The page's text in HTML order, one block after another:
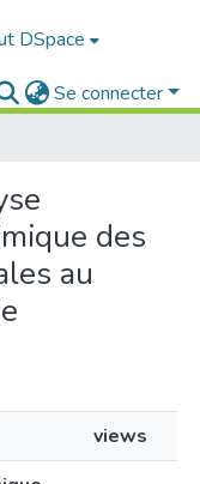
DSpace
Se connecter
des
au
views